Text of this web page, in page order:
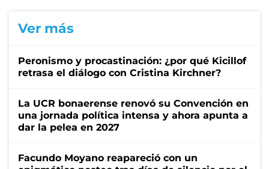
Ver más
Peronismo y procastinación: ¿por qué Kicillof
retrasa el diálogo con Cristina Kirchner?
La UCR bonaerense renovó su Convención en
una jornada política intensa y ahora apunta a
dar la pelea en 2027
Facundo Moyano reapareció con un